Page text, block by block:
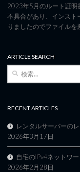
2023年5月のルート証明
不具合があり、インスト
りましたのでファイルを
ARTICLE SEARCH
RECENT ARTICLES
レンタルサーバーの
2026年3月17日
自宅のIPv4ネットワ
2026年2月28日